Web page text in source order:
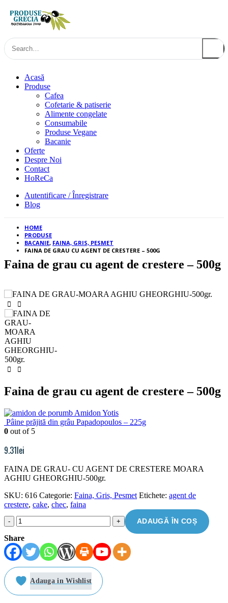
Acasă
Produse
Cafea
Cofetarie & patiserie
Alimente congelate
Consumabile
Produse Vegane
Bacanie
Oferte
Despre Noi
Contact
HoReCa
Autentificare / Înregistrare
Blog
HOME
PRODUSE
BACANIE, FAINA, GRIS, PESMET
FAINA DE GRAU CU AGENT DE CRESTERE – 500G
Faina de grau cu agent de crestere – 500g
Faina de grau cu agent de crestere – 500g
Amidon Yotis
Pâine prăjită din grâu Papadopoulos – 225g
0 out of 5
9.31lei
FAINA DE GRAU- CU AGENT DE CRESTERE MOARA
AGHIU GHEORGHIU-500gr.
SKU: 616 Categorie: Faina, Gris, Pesmet Etichete: agent de
crestere, cake, chec, faina
- + ADAUGĂ ÎN COȘ
Share
Adauga in Wishlist